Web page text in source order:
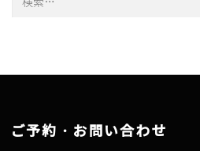
ご予約・お問い合わせ